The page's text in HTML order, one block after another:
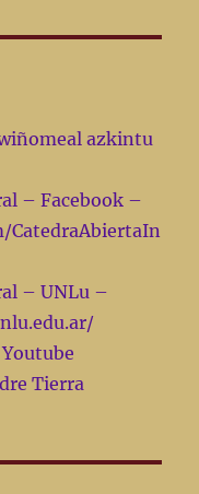
azkintu
– Facebook –
CatedraAbiertaIn
– UNLu –
Tierra